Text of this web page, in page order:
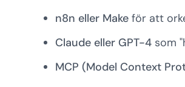
n8n eller Make för att
Claude eller GPT-4 som
MCP (Model Context